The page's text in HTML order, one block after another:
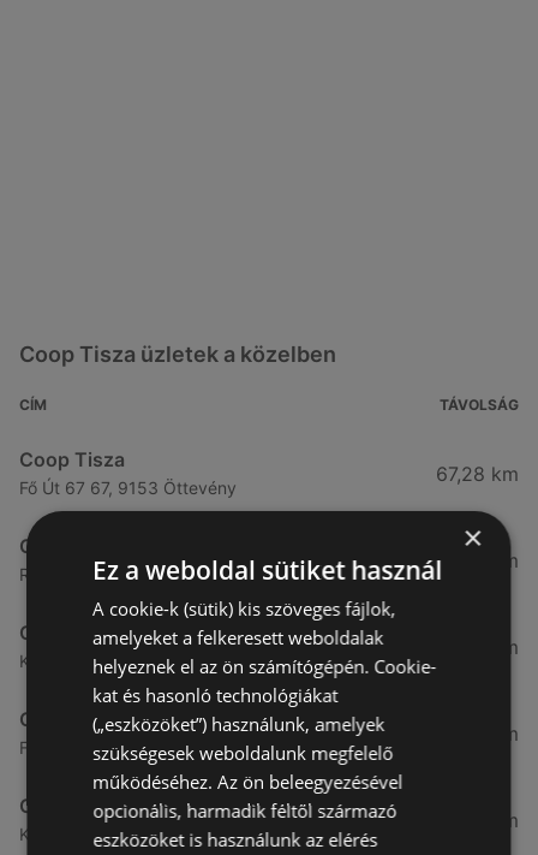
Coop Tisza üzletek a közelben
CÍM TÁVOLSÁG
Coop Tisza
Fő Út 67 67, 9153 Öttevény
67,28 km
Coop Tisza
Rákóczi utca 84 84, 9142 Rábapatona
72,26 km
Coop Tisza
Kossuth utca 19 19, 9142 Rábapatona
72,63 km
Coop Tisza
Fő út 21 21, 9152 Börcs
73,71 km
Coop Tisza
Kossuth tér 20 / a 20 / a, 9184 Kunsziget
74,99 km
×
Ez a weboldal sütiket használ
A cookie-k (sütik) kis szöveges fájlok,
amelyeket a felkeresett weboldalak
helyeznek el az ön számítógépén. Cookie-
kat és hasonló technológiákat
(„eszközöket”) használunk, amelyek
szükségesek weboldalunk megfelelő
működéséhez. Az ön beleegyezésével
opcionális, harmadik féltől származó
eszközöket is használunk az elérés